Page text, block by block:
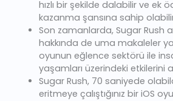
hızlı bir şekilde dalabilir ve ek
kazanma şansına sahip
Son zamanlarda, Sugar Rush
hakkında de uma makaleler
oyunun eğlence sektörü ile
yaşamları üzerindeki etkilerini
Sugar Rush, 70 saniyede
eritmeye çalıştığınız bir iOS